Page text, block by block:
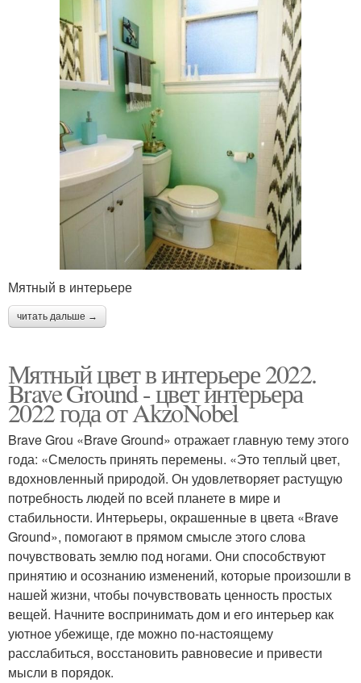
Мятный в интерьере
читать дальше →
Мятный цвет в интерьере 2022.
Brave Ground - цвет интерьера
2022 года от AkzoNobel
Brave Grou «Brave Ground» отражает главную тему этого
года: «Смелость принять перемены. «Это теплый цвет,
вдохновленный природой. Он удовлетворяет растущую
потребность людей по всей планете в мире и
стабильности. Интерьеры, окрашенные в цвета «Brave
Ground», помогают в прямом смысле этого слова
почувствовать землю под ногами. Они способствуют
принятию и осознанию изменений, которые произошли в
нашей жизни, чтобы почувствовать ценность простых
вещей. Начните воспринимать дом и его интерьер как
уютное убежище, где можно по-настоящему
расслабиться, восстановить равновесие и привести
мысли в порядок.